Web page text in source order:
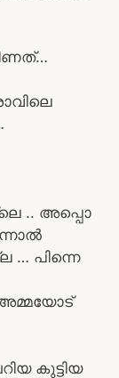
.. അപ്പൊ
… പിന്നെ
അമ്മയോട്
കുട്ടിയ